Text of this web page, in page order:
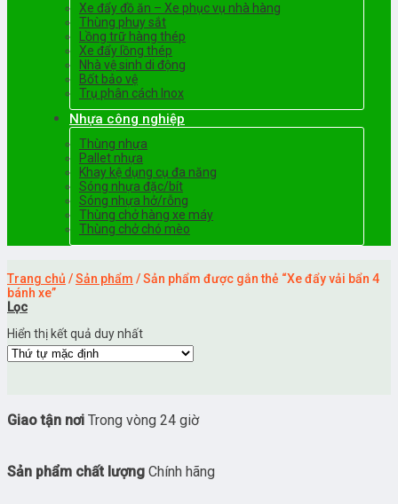
Xe đẩy đồ ăn – Xe phục vụ nhà hàng
Thùng phuy sắt
Lồng trữ hàng thép
Xe đẩy lồng thép
Nhà vệ sinh di động
Bốt bảo vệ
Trụ phân cách Inox
Nhựa công nghiệp
Thùng nhựa
Pallet nhựa
Khay kệ dụng cụ đa năng
Sóng nhựa đặc/bít
Sóng nhựa hở/rỗng
Thùng chở hàng xe máy
Thùng chở chó mèo
Trang chủ /Sản phẩm /Sản phẩm được gắn thẻ “Xe đẩy vải bẩn 4
bánh xe”
Lọc
Hiển thị kết quả duy nhất
Giao tận nơi Trong vòng 24 giờ
Sản phẩm chất lượng Chính hãng